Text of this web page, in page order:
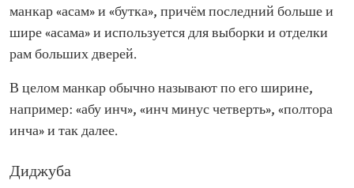
манкар «асам» и «бутка», причём последний больше и
шире «асама» и используется для выборки и отделки
рам больших дверей.
В целом манкар обычно называют по его ширине,
например: «абу инч», «инч минус четверть», «полтора
инча» и так далее.
Диджуба